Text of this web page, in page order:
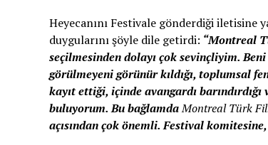
Heyecanını Festivale gönderdiği iletisine
duygularını şöyle dile getirdi: “Montreal
seçilmesinden dolayı çok sevinçliyim.
görülmeyeni görünür kıldığı, toplumsal
kayıt ettiği, içinde avangardı barındırdığı
buluyorum. Bu bağlamdaMontreal Türk
açısından çok önemli. Festival